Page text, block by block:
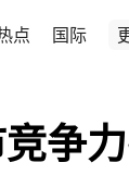
点 国际
争